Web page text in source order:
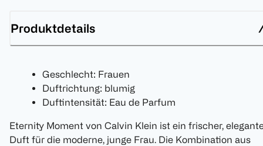
Produktdetails
Geschlecht: Frauen
Duftrichtung: blumig
Duftintensität: Eau de Parfum
Eternity Moment von Calvin Klein ist ein frischer,
Duft für die moderne, junge Frau. Die Kombination aus